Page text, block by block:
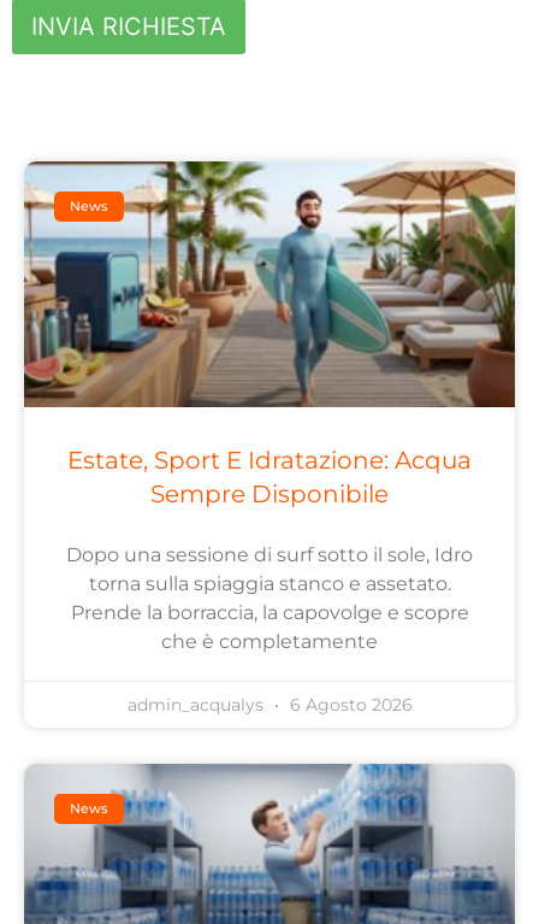
INVIA RICHIESTA
News
Estate, Sport E Idratazione: Acqua
Sempre Disponibile
Dopo una sessione di surf sotto il sole, Idro
torna sulla spiaggia stanco e assetato.
Prende la borraccia, la capovolge e scopre
che è completamente
admin_acqualys 6 Agosto 2026
News